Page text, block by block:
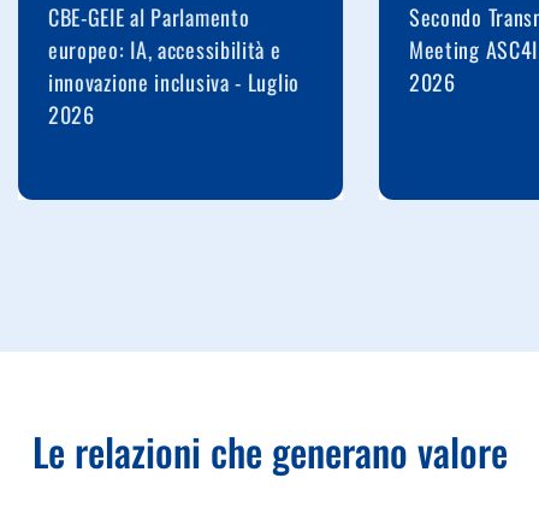
CBE-GEIE al Parlamento
europeo: IA, accessibilità e
innovazione inclusiva - Luglio
2026
Secondo
Meeting
2026
Le relazioni che generano valore